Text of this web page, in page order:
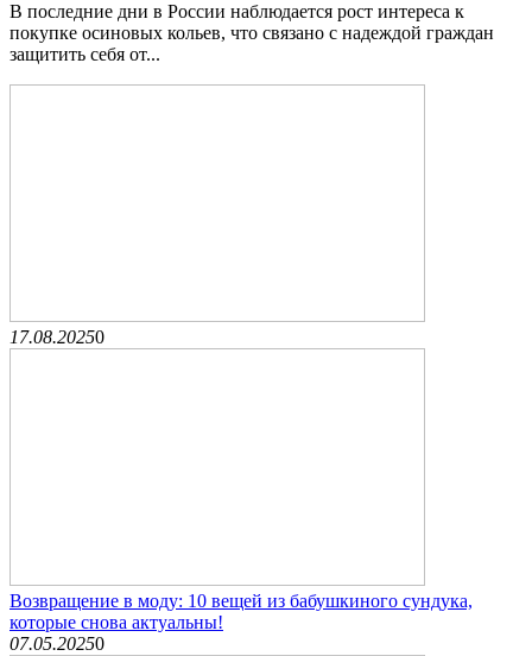
В последние дни в России наблюдается рост интереса к
покупке осиновых кольев, что связано с надеждой граждан
защитить себя от...
17.08.20250
Возвращение в моду: 10 вещей из бабушкиного сундука,
которые снова актуальны!
07.05.20250